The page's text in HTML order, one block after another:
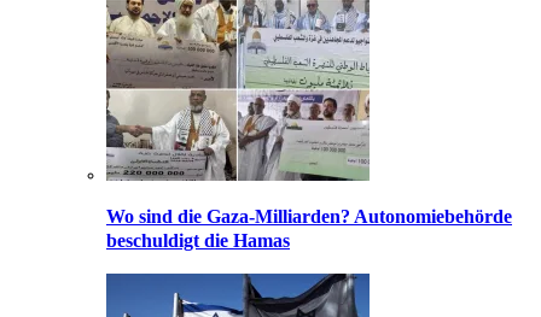
Wo sind die Gaza-Milliarden? Autonomiebehörde
beschuldigt die Hamas